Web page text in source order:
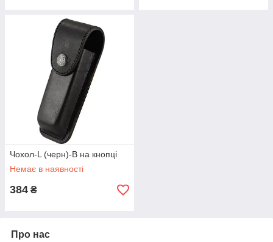
Чохол-L (черн)-B на кнопці
Немає в наявності
384 ₴
Про нас